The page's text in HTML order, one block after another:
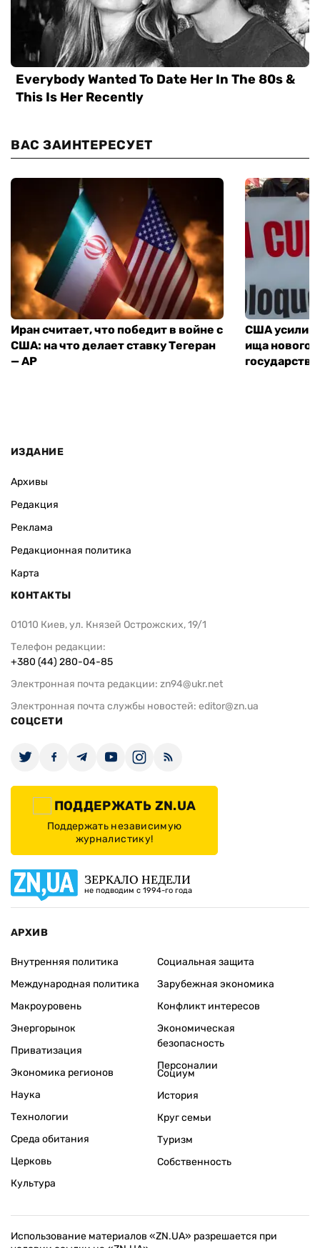
ВАС ЗАИНТЕРЕСУЕТ
Иран считает, что победит в войне с
США: на что делает ставку Тегеран
— AP
США
ища нового
ИЗДАНИЕ
Архивы
Редакция
Реклама
Редакционная политика
Карта
КОНТАКТЫ
01010 Киев, ул. Князей Острожских, 19/1
Телефон редакции:
+380 (44) 280-04-85
Электронная почта редакции: zn94@ukr.net
Электронная почта службы новостей: editor@zn.ua
СОЦСЕТИ
ПОДДЕРЖАТЬ ZN.UA
Поддержать независимую
журналистику!
ЗЕРКАЛО НЕДЕЛИ
не подводим с 1994-го года
АРХИВ
Внутренняя политика
Международная политика
Макроуровень
Энергорынок
Приватизация
Экономика регионов
Социальная защита
Зарубежная экономика
Конфликт интересов
Экономическая
безопасность
Персоналии
Наука
Технологии
Среда обитания
Церковь
Культура
Социум
История
Круг семьи
Туризм
Собственность
Использование материалов «ZN.UA» разрешается при